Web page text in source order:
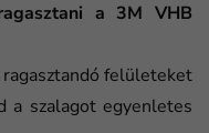
a 3M VHB
felületeket
a szalagot egyenletes